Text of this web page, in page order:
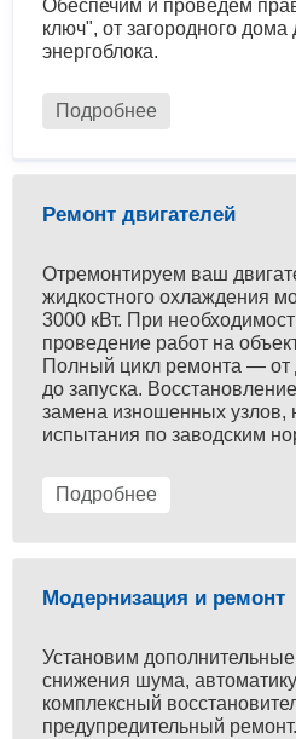
Обеспечим и проведем
ключ", от загородного
энергоблока.
Подробнее
Ремонт двигателей
Отремонтируем ваш
жидкостного охлаждения
3000 кВт. При
проведение работ на
Полный цикл ремонта — от
до запуска.
замена изношенных узлов,
испытания по заводским
Подробнее
Модернизация и ремонт
Установим
снижения шума,
комплексный
предупредительный ремонт.